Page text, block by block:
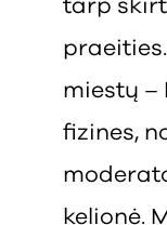
tarp
miestų –
fizines,
kelionė.